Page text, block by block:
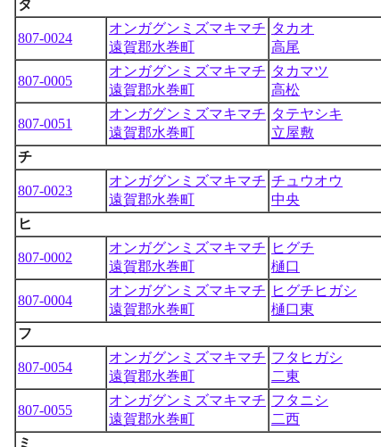
タ
807-0024
オンガグンミズマキマチ
遠賀郡水巻町
タカオ
高尾
807-0005
オンガグンミズマキマチ
遠賀郡水巻町
タカマツ
高松
807-0051
オンガグンミズマキマチ
遠賀郡水巻町
タテヤシキ
立屋敷
チ
807-0023
オンガグンミズマキマチ
遠賀郡水巻町
チュウオウ
中央
ヒ
807-0002
オンガグンミズマキマチ
遠賀郡水巻町
ヒグチ
樋口
807-0004
オンガグンミズマキマチ
遠賀郡水巻町
ヒグチヒガシ
樋口東
フ
807-0054
オンガグンミズマキマチ
遠賀郡水巻町
フタヒガシ
二東
807-0055
オンガグンミズマキマチ
遠賀郡水巻町
フタニシ
二西
ミ